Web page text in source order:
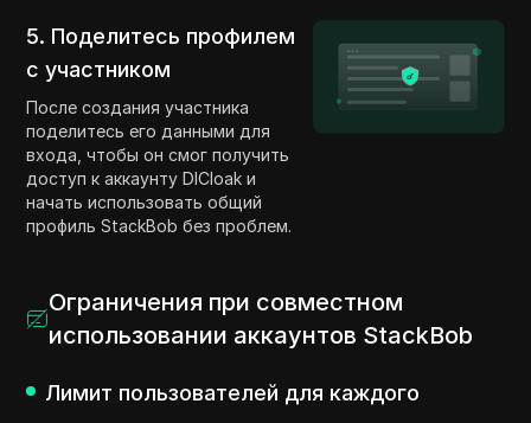
5. Поделитесь профилем
с участником
После создания участника
поделитесь его данными для
входа, чтобы он смог получить
доступ к аккаунту DICloak и
начать использовать общий
профиль StackBob без проблем.
Ограничения при совместном
использовании аккаунтов StackBob
Лимит пользователей для каждого